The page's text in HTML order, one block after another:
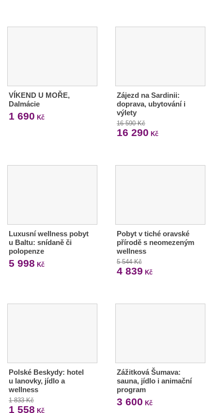
VÍKEND U MOŘE,
Dalmácie
1 690 Kč
Zájezd na Sardinii:
doprava, ubytování i
výlety
16 590 Kč
16 290 Kč
Luxusní wellness pobyt
u Baltu: snídaně či
polopenze
5 998 Kč
Pobyt v tiché oravské
přírodě s neomezeným
wellness
5 544 Kč
4 839 Kč
Polské Beskydy: hotel
u lanovky, jídlo a
wellness
1 833 Kč
1 558 Kč
Zážitková Šumava:
sauna, jídlo i animační
program
3 600 Kč